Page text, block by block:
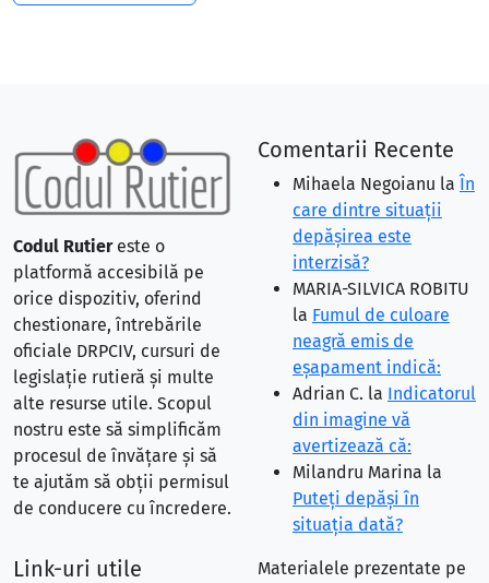
Codul Rutiereste o
platformă accesibilă pe
orice dispozitiv, oferind
chestionare, întrebările
oficiale DRPCIV, cursuri de
legislație rutieră și multe
alte resurse utile. Scopul
nostru este să simplificăm
procesul de învățare și să
te ajutăm să obții permisul
de conducere cu încredere.
Comentarii Recente
Mihaela Negoianu la În
care dintre situaţii
depăşirea este
interzisă?
MARIA-SILVICA ROBITU
la Fumul de culoare
neagră emis de
eşapament indică:
Adrian C. la Indicatorul
din imagine vă
avertizează că:
Milandru Marina la
Puteţi depăşi în
situaţia dată?
Link-uri utile
Materialele prezentate pe